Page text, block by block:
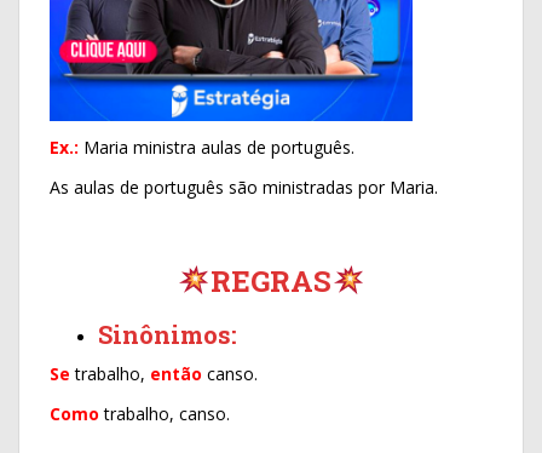
Ex.: Maria ministra aulas de português.
As aulas de português são ministradas por Maria.
REGRAS
Sinônimos:
Se trabalho, então canso.
Como trabalho, canso.